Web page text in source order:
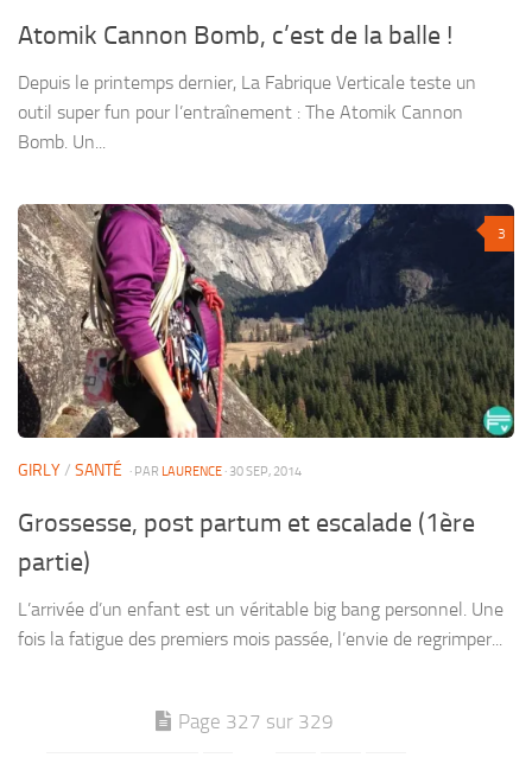
Atomik Cannon Bomb, c’est de la balle !
Depuis le printemps dernier, La Fabrique Verticale teste un
outil super fun pour l’entraînement : The Atomik Cannon
Bomb. Un...
3
GIRLY/ SANTÉ · PAR LAURENCE · 30 SEP, 2014
Grossesse, post partum et escalade (1ère
partie)
L’arrivée d’un enfant est un véritable big bang personnel. Une
fois la fatigue des premiers mois passée, l’envie de regrimper...
Page 327 sur 329